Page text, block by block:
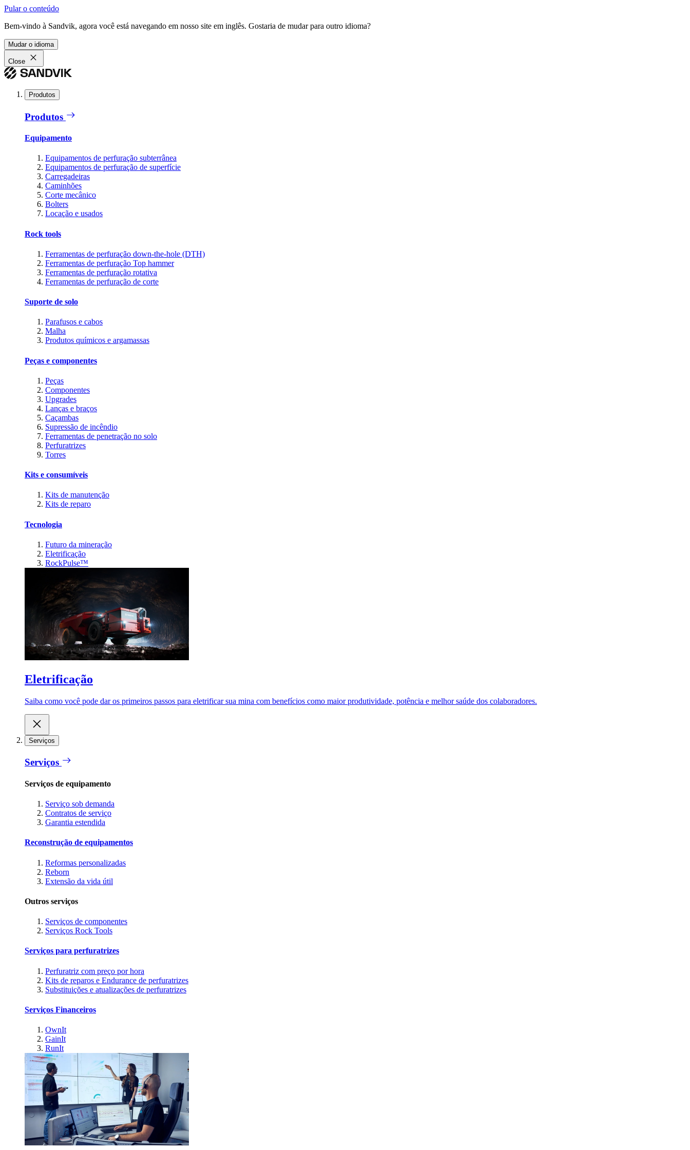
Pular o conteúdo
Bem-vindo à Sandvik, agora você está navegando em nosso site em inglês. Gostaria de mudar para outro idioma?
Mudar o idioma
Close
Produtos
Produtos
Equipamento
Equipamentos de perfuração subterrânea
Equipamentos de perfuração de superfície
Carregadeiras
Caminhões
Corte mecânico
Bolters
Locação e usados
Rock tools
Ferramentas de perfuração down-the-hole (DTH)
Ferramentas de perfuração Top hammer
Ferramentas de perfuração rotativa
Ferramentas de perfuração de corte
Suporte de solo
Parafusos e cabos
Malha
Produtos químicos e argamassas
Peças e componentes
Peças
Componentes
Upgrades
Lanças e braços
Caçambas
Supressão de incêndio
Ferramentas de penetração no solo
Perfuratrizes
Torres
Kits e consumíveis
Kits de manutenção
Kits de reparo
Tecnologia
Futuro da mineração
Eletrificação
RockPulse™
Eletrificação
Saiba como você pode dar os primeiros passos para eletrificar sua mina com benefícios como maior produtividade, potência e melhor saúde dos colaboradores.
Serviços
Serviços
Serviços de equipamento
Serviço sob demanda
Contratos de serviço
Garantia estendida
Reconstrução de equipamentos
Reformas personalizadas
Reborn
Extensão da vida útil
Outros serviços
Serviços de componentes
Serviços Rock Tools
Serviços para perfuratrizes
Perfuratriz com preço por hora
Kits de reparos e Endurance de perfuratrizes
Substituições e atualizações de perfuratrizes
Serviços Financeiros
OwnIt
GainIt
RunIt